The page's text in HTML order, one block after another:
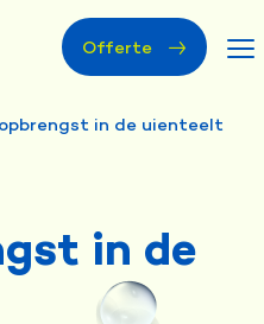
Offerte
in de uienteelt
in de